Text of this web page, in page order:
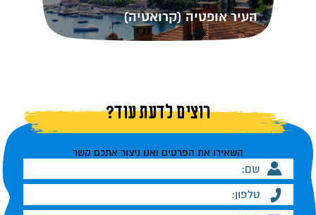
העיר אופטיה (קרואטיה)
רוצים לדעת עוד?
השאירו את הפרטים ואנו ניצור אתכם קשר